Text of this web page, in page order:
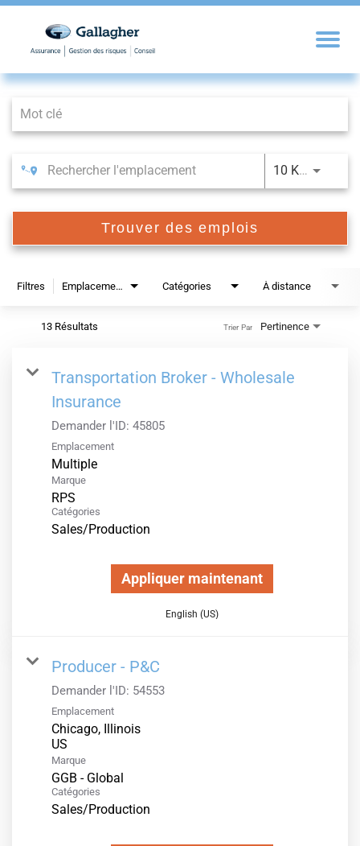
Job Search Page
10 KM
Trouver des emplois
Filtres Emplacements Catégories À distance
13 Résultats Pertinence
Trier Par
Transportation Broker - Wholesale
Insurance
Demander l'ID: 45805
Emplacement
Multiple
Marque
RPS
Catégories
Sales/Production
Appliquer maintenant
English (US)
Producer - P&C
Demander l'ID: 54553
Emplacement
Chicago, Illinois
Marque
GGB - Global
Catégories
Sales/Production